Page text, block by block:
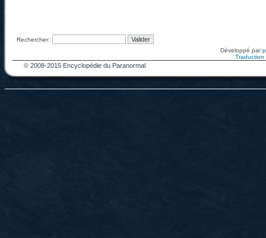
Rechercher:
Développé par
Traduction
© 2008-2015 Encyclopédie du Paranormal